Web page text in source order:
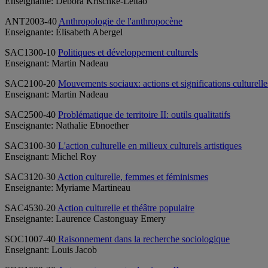
ANT2003-40 Anthropologie de l'anthropocène
Enseignante: Élisabeth Abergel
SAC1300-10 Politiques et développement culturels
Enseignant: Martin Nadeau
SAC2100-20 Mouvements sociaux: actions et significations
Enseignant: Martin Nadeau
SAC2500-40 Problématique de territoire II: outils qualitatifs
Enseignante: Nathalie Ebnoether
SAC3100-30 L'action culturelle en milieux culturels artistiques
Enseignant: Michel Roy
SAC3120-30 Action culturelle, femmes et féminismes
Enseignante: Myriame Martineau
SAC4530-20 Action culturelle et théâtre populaire
Enseignante: Laurence Castonguay Emery
SOC1007-40 Raisonnement dans la recherche sociologique
Enseignant: Louis Jacob